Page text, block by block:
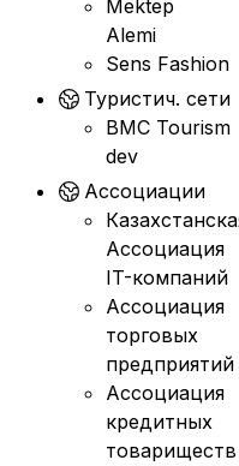
Mektep
Alemi
Sens Fashion
Туристич. сети
BMC Tourism
dev
Ассоциации
Ассоциация
IT-компаний
Ассоциация
торговых
предприятий
Ассоциация
кредитных
товариществ